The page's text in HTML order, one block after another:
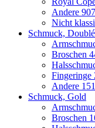
Andere 907
Nicht
Schmuck,
Broschen
Fingeringe
Andere 151
Schmuck, Gold
Broschen